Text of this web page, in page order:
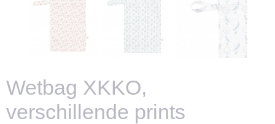
Wetbag XKKO,
verschillende prints